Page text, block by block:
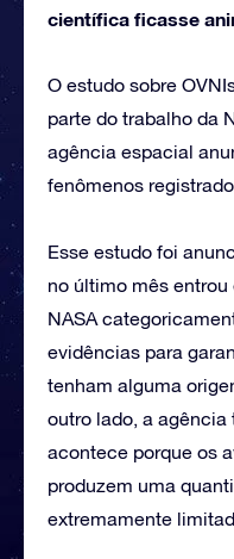
científica ficasse
O estudo sobre
parte do trabalho da
agência espacial
fenômenos
Esse estudo foi
no último mês
NASA
evidências para
tenham alguma
outro lado, a
acontece porque os
produzem uma
extremamente